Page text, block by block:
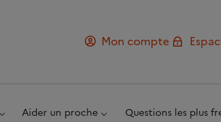
Mon compte
Aider un proche Questions les plus